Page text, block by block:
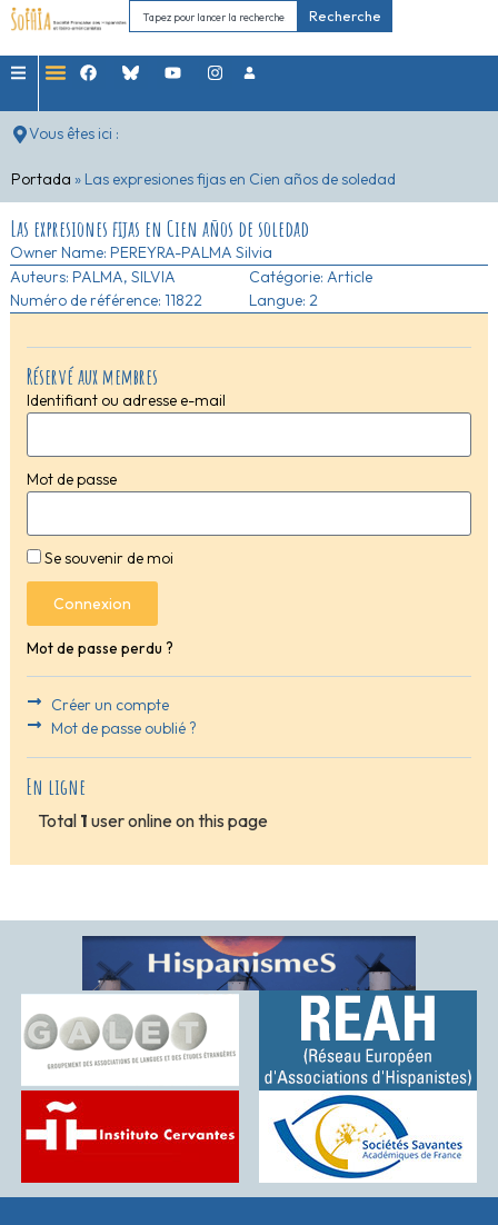
Recherche
Vous êtes ici :
Portada » Las expresiones fijas en Cien años de soledad
Réservé aux membres
Identifiant ou adresse e-mail
Mot de passe
Se souvenir de moi
Connexion
Mot de passe perdu ?
Créer un compte
Mot de passe oublié ?
En ligne
Total 1 user online on this page
Las expresiones fijas en Cien años de soledad
Owner Name: PEREYRA-PALMA Silvia
Auteurs: PALMA, SILVIA
Numéro de référence: 11822
Catégorie: Article
Langue: 2